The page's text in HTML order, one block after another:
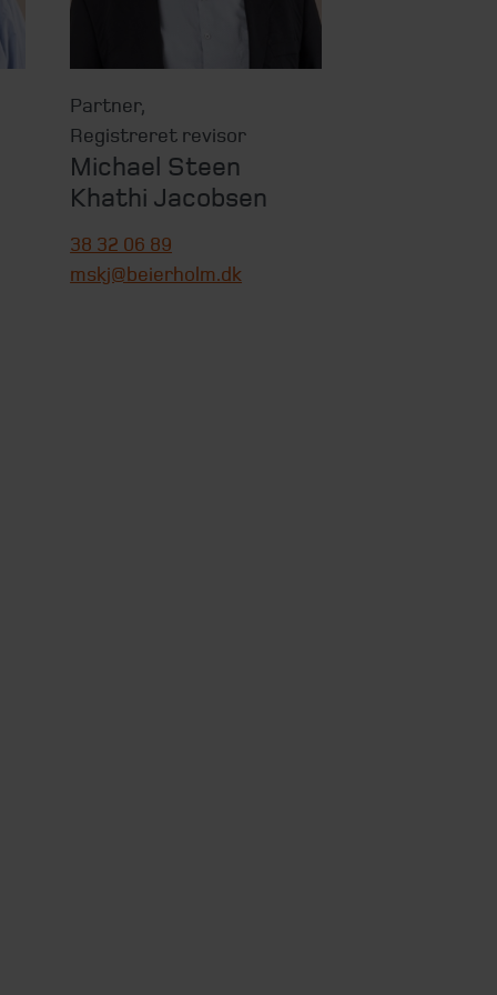
Partner,
Registreret revisor
Michael Steen
Khathi Jacobsen
38 32 06 89
mskj@beierholm.dk